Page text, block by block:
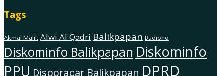
Tags
Akmal Malik Alwi Al Qadri Balikpapan Budiono
Diskominfo Balikpapan Diskominfo
PPU Disporapar Balikpapan DPRD